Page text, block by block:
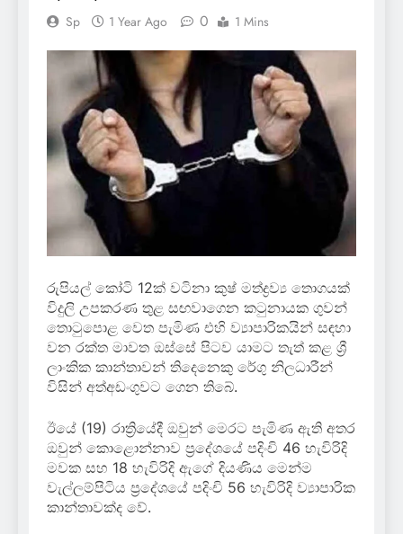
Sp 1 Year Ago 0 1 Mins
රුපියල් කෝටි 12ක් වටිනා කුෂ් මත්ද්‍රව්‍ය තොගයක්
විදුලි උපකරණ තුළ සඟවාගෙන කටුනායක ගුවන්
තොටුපොළ වෙත පැමිණ එහි ව්‍යාපාරිකයින් සඳහා
වන රක්ත මාවත ඔස්සේ පිටව යාමට තැත් කළ ශ්‍රී
ලාංකික කාන්තාවන් තිදෙනෙකු රේගු නිලධාරීන්
විසින් අත්අඩංගුවට ගෙන තිබේ.
ඊයේ (19) රාත්‍රියේදී ඔවුන් මෙරට පැමිණ ඇති අතර
ඔවුන් කොළොන්නාව ප්‍රදේශයේ පදිංචි 46 හැවිරිදි
මවක සහ 18 හැවිරිදි ඇගේ දියණිය මෙන්ම
වැල්ලම්පිටිය ප්‍රදේශයේ පදිංචි 56 හැවිරිදි ව්‍යාපාරික
කාන්තාවක්ද වේ.